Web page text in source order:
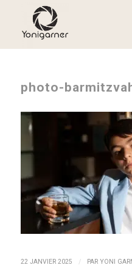
photo-
22 JANVIER 2025 / PAR YONI